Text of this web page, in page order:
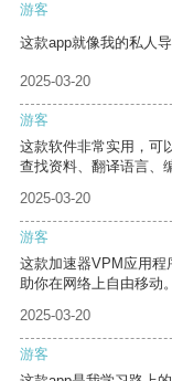
游客
这款app就像我的私人
2025-03-20
游客
这款软件非常实用，可
查找资料、翻译语言、
2025-03-20
游客
这款加速器VPM应用程
助你在网络上自由移动。
2025-03-20
游客